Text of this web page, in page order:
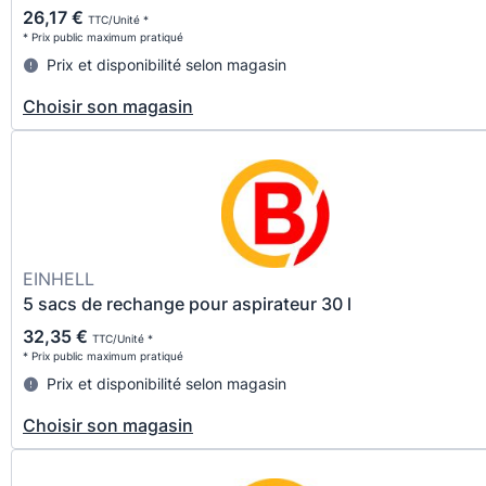
26,17 € TTC/Unité *
* Prix public maximum pratiqué
Prix et disponibilité selon magasin
Choisir son magasin
EINHELL
5 sacs de rechange pour aspirateur 30 l
32,35 € TTC/Unité *
* Prix public maximum pratiqué
Prix et disponibilité selon magasin
Choisir son magasin